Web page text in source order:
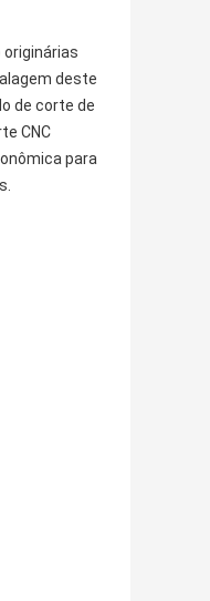
originárias
deste
de corte de
CNC
para